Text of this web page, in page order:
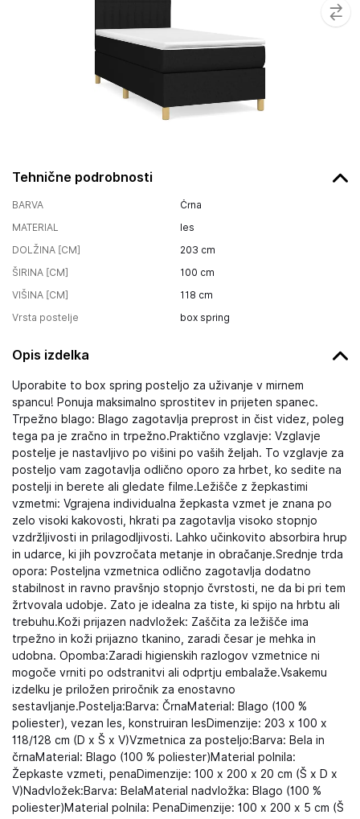
Tehnične podrobnosti
BARVA
Črna
MATERIAL
les
DOLŽINA [CM]
203 cm
ŠIRINA [CM]
100 cm
VIŠINA [CM]
118 cm
Vrsta postelje
box spring
Opis izdelka
Uporabite to box spring posteljo za uživanje v mirnem
spancu! Ponuja maksimalno sprostitev in prijeten spanec.
Trpežno blago: Blago zagotavlja preprost in čist videz, poleg
tega pa je zračno in trpežno.Praktično vzglavje: Vzglavje
postelje je nastavljivo po višini po vaših željah. To vzglavje za
posteljo vam zagotavlja odlično oporo za hrbet, ko sedite na
postelji in berete ali gledate filme.Ležišče z žepkastimi
vzmetmi: Vgrajena individualna žepkasta vzmet je znana po
zelo visoki kakovosti, hkrati pa zagotavlja visoko stopnjo
vzdržljivosti in prilagodljivosti. Lahko učinkovito absorbira hrup
in udarce, ki jih povzročata metanje in obračanje.Srednje trda
opora: Posteljna vzmetnica odlično zagotavlja dodatno
stabilnost in ravno pravšnjo stopnjo čvrstosti, ne da bi pri tem
žrtvovala udobje. Zato je idealna za tiste, ki spijo na hrbtu ali
trebuhu.Koži prijazen nadvložek: Zaščita za ležišče ima
trpežno in koži prijazno tkanino, zaradi česar je mehka in
udobna. Opomba:Zaradi higienskih razlogov vzmetnice ni
mogoče vrniti po odstranitvi ali odprtju embalaže.Vsakemu
izdelku je priložen priročnik za enostavno
sestavljanje.Postelja:Barva: ČrnaMaterial: Blago (100 %
poliester), vezan les, konstruiran lesDimenzije: 203 x 100 x
118/128 cm (D x Š x V)Vzmetnica za posteljo:Barva: Bela in
črnaMaterial: Blago (100 % poliester)Material polnila:
Žepkaste vzmeti, penaDimenzije: 100 x 200 x 20 cm (Š x D x
V)Nadvložek:Barva: BelaMaterial nadvložka: Blago (100 %
poliester)Material polnila: PenaDimenzije: 100 x 200 x 5 cm (Š